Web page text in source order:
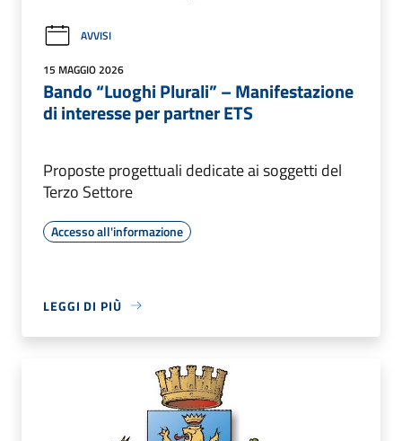
AVVISI
15 MAGGIO 2026
Bando “Luoghi Plurali” – Manifestazione
di interesse per partner ETS
Proposte progettuali dedicate ai soggetti del
Terzo Settore
Accesso all'informazione
LEGGI DI PIÙ